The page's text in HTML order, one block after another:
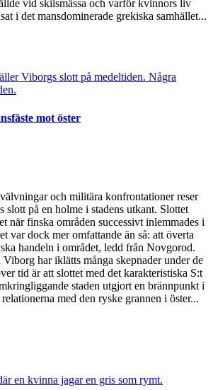
vid skilsmässa och varför kvinnors liv
i det mansdominerade grekiska samhället...
mot öster
och militära konfrontationer reser
slott på en holme i stadens utkant. Slottet
när finska områden successivt inlemmades i
var dock mer omfattande än så: att överta
handeln i området, ledd från Novgorod.
har iklätts många skepnader under de
tid är att slottet med det karakteristiska S:t
staden utgjort en brännpunkt i
med den ryske grannen i öster...